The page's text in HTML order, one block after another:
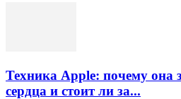
Техника Apple: почему она
сердца и стоит ли за...